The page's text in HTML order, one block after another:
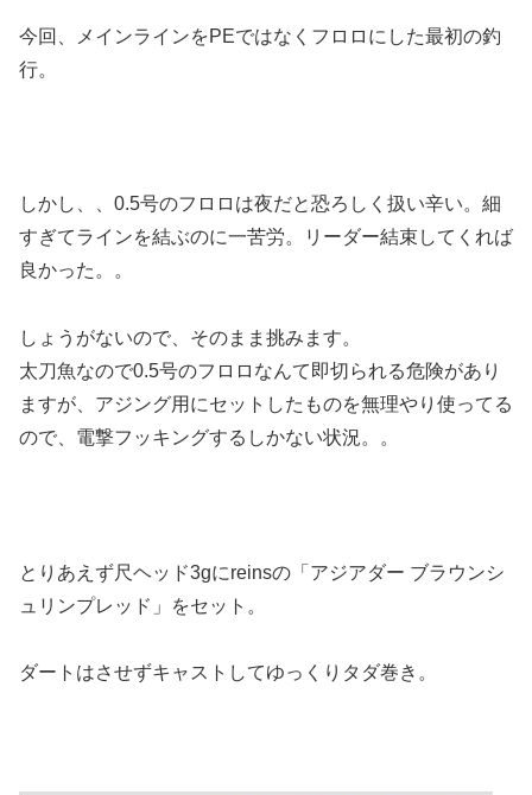
今回、メインラインをPEではなくフロロにした最初の釣
行。
しかし、、0.5号のフロロは夜だと恐ろしく扱い辛い。細
すぎてラインを結ぶのに一苦労。リーダー結束してくれば
良かった。。
しょうがないので、そのまま挑みます。
太刀魚なので0.5号のフロロなんて即切られる危険があり
ますが、アジング用にセットしたものを無理やり使ってる
ので、電撃フッキングするしかない状況。。
とりあえず尺ヘッド3gにreinsの「アジアダー ブラウンシ
ュリンプレッド」をセット。
ダートはさせずキャストしてゆっくりタダ巻き。